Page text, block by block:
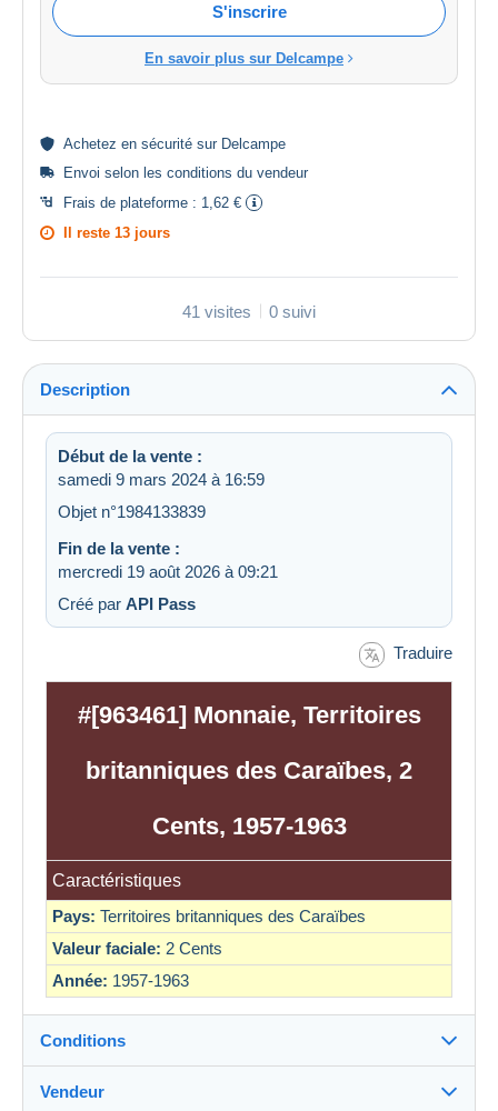
S'inscrire
En savoir plus sur Delcampe
Achetez en sécurité sur Delcampe
Envoi selon les conditions du vendeur
Frais de plateforme : 1,62 €
Il reste 13 jours
41 visites 0 suivi
Description
Début de la vente :
samedi 9 mars 2024 à 16:59
Objet n°1984133839
Fin de la vente :
mercredi 19 août 2026 à 09:21
Créé par API Pass
Traduire
#[963461] Monnaie, Territoires
britanniques des Caraïbes, 2
Cents, 1957-1963
Caractéristiques
Pays: Territoires britanniques des Caraïbes
Valeur faciale: 2 Cents
Année: 1957-1963
Conditions
Vendeur